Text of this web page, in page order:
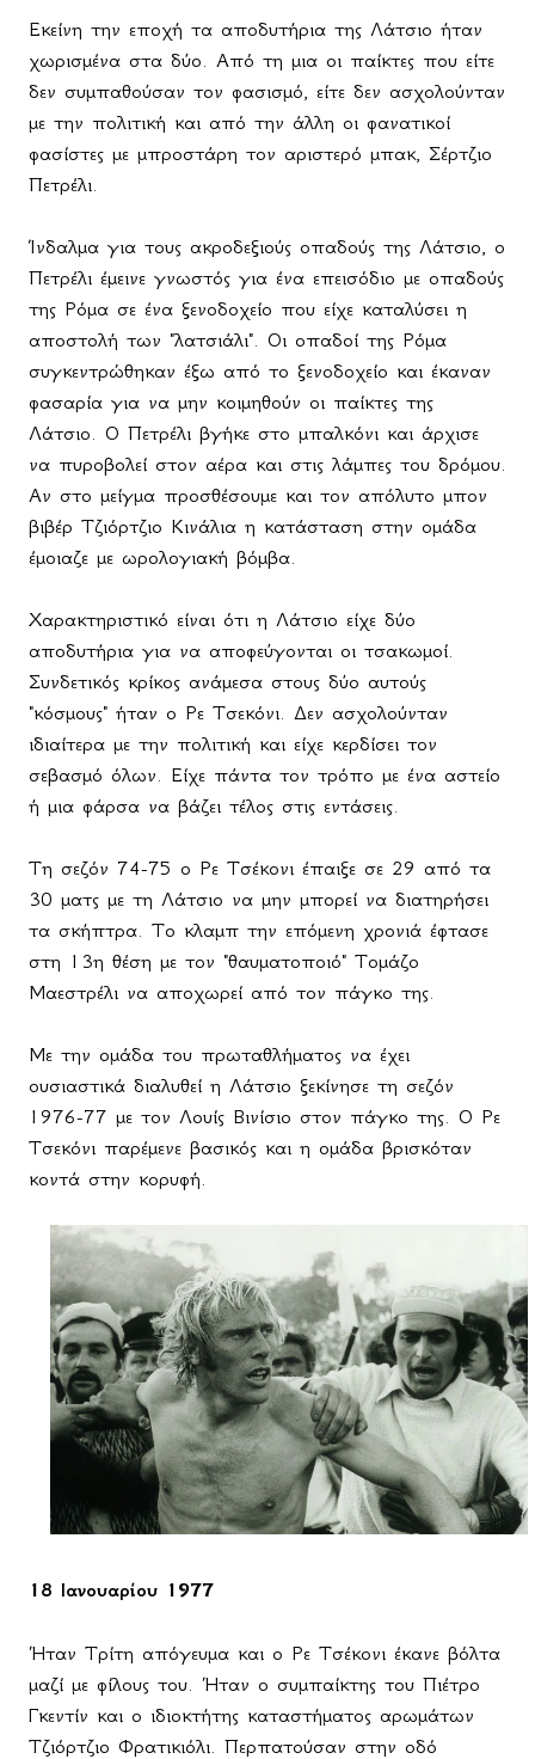
Εκείνη την εποχή τα αποδυτήρια της Λάτσιο ήταν
χωρισμένα στα δύο. Από τη μια οι παίκτες που είτε
δεν συμπαθούσαν τον φασισμό, είτε δεν ασχολούνταν
με την πολιτική και από την άλλη οι φανατικοί
φασίστες με μπροστάρη τον αριστερό μπακ, Σέρτζιο
Πετρέλι.
Ίνδαλμα για τους ακροδεξιούς οπαδούς της Λάτσιο, ο
Πετρέλι έμεινε γνωστός για ένα επεισόδιο με οπαδούς
της Ρόμα σε ένα ξενοδοχείο που είχε καταλύσει η
αποστολή των "λατσιάλι". Οι οπαδοί της Ρόμα
συγκεντρώθηκαν έξω από το ξενοδοχείο και έκαναν
φασαρία για να μην κοιμηθούν οι παίκτες της
Λάτσιο. Ο Πετρέλι βγήκε στο μπαλκόνι και άρχισε
να πυροβολεί στον αέρα και στις λάμπες του δρόμου.
Αν στο μείγμα προσθέσουμε και τον απόλυτο μπον
βιβέρ Τζιόρτζιο Κινάλια η κατάσταση στην ομάδα
έμοιαζε με ωρολογιακή βόμβα.
Χαρακτηριστικό είναι ότι η Λάτσιο είχε δύο
αποδυτήρια για να αποφεύγονται οι τσακωμοί.
Συνδετικός κρίκος ανάμεσα στους δύο αυτούς
"κόσμους" ήταν ο Ρε Τσεκόνι. Δεν ασχολούνταν
ιδιαίτερα με την πολιτική και είχε κερδίσει τον
σεβασμό όλων. Είχε πάντα τον τρόπο με ένα αστείο
ή μια φάρσα να βάζει τέλος στις εντάσεις.
Tη σεζόν 74-75 ο Ρε Τσέκονι έπαιξε σε 29 από τα
30 ματς με τη Λάτσιο να μην μπορεί να διατηρήσει
τα σκήπτρα. Το κλαμπ την επόμενη χρονιά έφτασε
στη 13η θέση με τον "θαυματοποιό" Τομάζο
Μαεστρέλι να αποχωρεί από τον πάγκο της.
Με την ομάδα του πρωταθλήματος να έχει
ουσιαστικά διαλυθεί η Λάτσιο ξεκίνησε τη σεζόν
1976-77 με τον Λουίς Βινίσιο στον πάγκο της. Ο Ρε
Τσεκόνι παρέμενε βασικός και η ομάδα βρισκόταν
κοντά στην κορυφή.
18 Ιανουαρίου 1977
Ήταν Τρίτη απόγευμα και ο Ρε Τσέκονι έκανε βόλτα
μαζί με φίλους του. Ήταν ο συμπαίκτης του Πιέτρο
Γκεντίν και ο ιδιοκτήτης καταστήματος αρωμάτων
Τζιόρτζιο Φρατικιόλι. Περπατούσαν στην οδό